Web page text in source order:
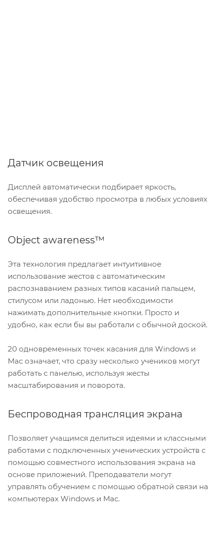
Датчик освещения
Дисплей автоматически подбирает яркость,
обеспечивая удобство просмотра в любых условиях
освещения.
Object awareness™
Эта технология предлагает интуитивное
использование жестов с автоматическим
распознаванием разных типов касаний пальцем,
стилусом или ладонью. Нет необходимости
нажимать дополнительные кнопки. Просто и
удобно, как если бы вы работали с обычной доской.
20 одновременных точек касания для Windows и
Mac означает, что сразу несколько учеников могут
работать с панелью, используя жесты
масштабирования и поворота.
Беспроводная трансляция экрана
Позволяет учащимся делиться идеями и классными
работами с подключенных ученических устройств с
помощью совместного использования экрана на
основе приложений. Преподаватели могут
управлять обучением с помощью обратной связи на
компьютерах Windows и Mac.